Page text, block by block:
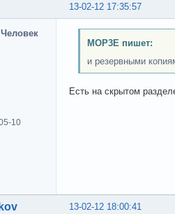
13-02-12 17:35:57
10
MOP3E пишет:
и резервными
Есть на скрытом
13-02-12 18:00:41